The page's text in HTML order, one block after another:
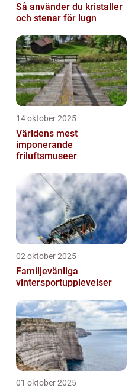
Så använder du kristaller
och stenar för lugn
14 oktober 2025
Världens mest
imponerande
friluftsmuseer
02 oktober 2025
Familjevänliga
vintersportupplevelser
01 oktober 2025